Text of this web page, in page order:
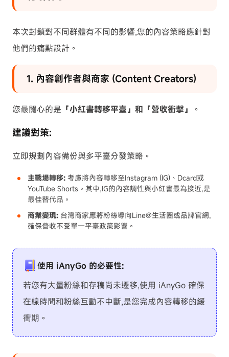
本次封鎖對不同群體有不同的影響,您的內容策略應針對
他們的痛點設計。
1. 內容創作者與商家 (Content Creators)
您最關心的是 「小紅書轉移平臺」和「營收衝擊」 。
建議對策:
立即規劃內容備份與多平臺分發策略。
主戰場轉移: 考慮將內容轉移至Instagram (IG)、Dcard或
YouTube Shorts。其中,IG的內容調性與小紅書最為接近,是
最佳替代品。
商業變現: 台灣商家應將粉絲導向Line@生活圈或品牌官網,
確保營收不受單一平臺政策影響。
使用 iAnyGo 的必要性:
若您有大量粉絲和存稿尚未遷移,使用 iAnyGo 確保
在線時間和粉絲互動不中斷,是您完成內容轉移的緩
衝期。